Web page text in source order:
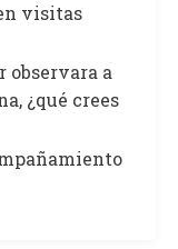
visitas
observara a
¿qué crees